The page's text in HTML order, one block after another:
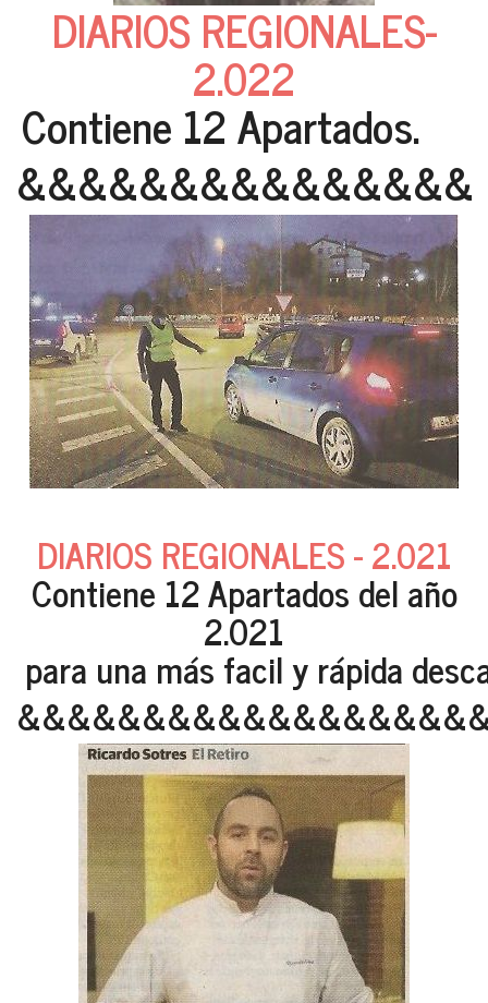
DIARIOS REGIONALES-
2.022
Contiene 12 Apartados.
&&&&&&&&&&&&&&&
DIARIOS REGIONALES - 2.021
Contiene 12 Apartados del año
2.021
para una más facil y rápida